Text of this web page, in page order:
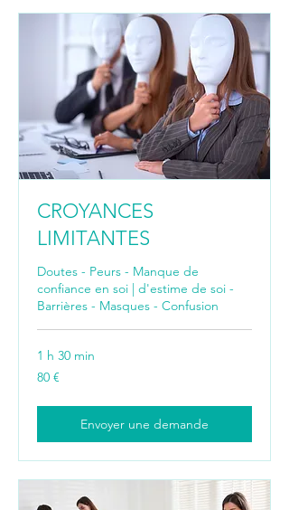
CROYANCES
LIMITANTES
Doutes - Peurs - Manque de
confiance en soi | d'estime de soi -
Barrières - Masques - Confusion
1 h 30 min
80
euros
80 €
Envoyer une demande